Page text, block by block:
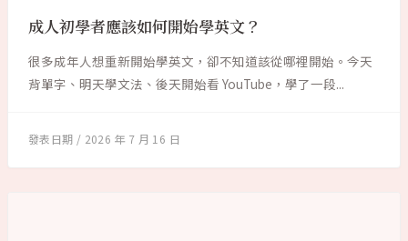
成人初學者應該如何開始學英文？
很多成年人想重新開始學英文，卻不知道該從哪裡開始。今天
背單字、明天學文法、後天開始看 YouTube，學了一段...
2026 年 7 月 16 日